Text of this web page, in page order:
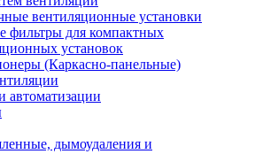
вентиляционные установки
фильтры для компактных
установок
(Каркасно-панельные)
автоматизации
дымоудаления и